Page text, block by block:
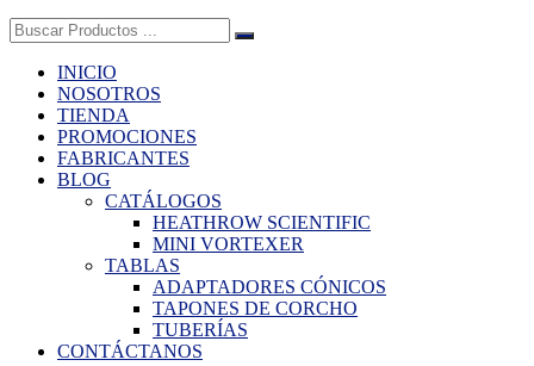
Buscar:
INICIO
NOSOTROS
TIENDA
PROMOCIONES
FABRICANTES
BLOG
CATÁLOGOS
HEATHROW SCIENTIFIC
MINI VORTEXER
TABLAS
ADAPTADORES CÓNICOS
TAPONES DE CORCHO
TUBERÍAS
CONTÁCTANOS